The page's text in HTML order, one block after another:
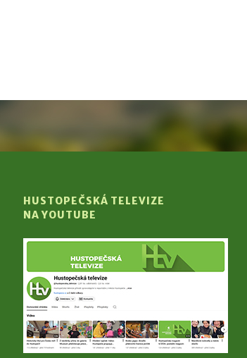
HUSTOPEČSKÁ TELEVIZE
NA YOUTUBE